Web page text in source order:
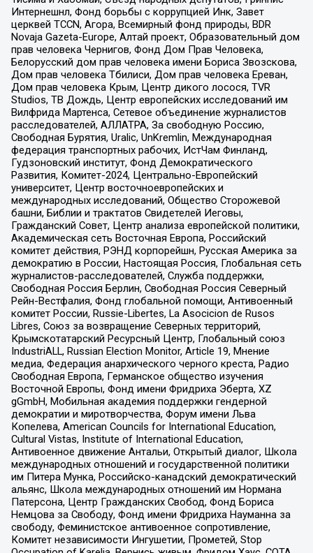
Интернешнл, Фонд борьбы с коррупцией Инк, Завет
церквей TCCN, Агора, Всемирный фонд природы, BDR
Novaja Gazeta-Europe, Алтай проект, Образовательный дом
прав человека Чернигов, Фонд Дом Прав Человека,
Белорусский дом прав человека имени Бориса Звозскова,
Дом прав человека Тбилиси, Дом прав человека Ереван,
Дом прав человека Крым, Центр дикого лосося, TVR
Studios, ТВ Дождь, Центр европейских исследований им
Вилфрида Мартенса, Сетевое объединение журналистов
расследователей, АЛЛАТРА, За свободную Россию,
Свободная Бурятия, Uralic, UnKremlin, Международная
федерация транспортных рабочих, ИстЧам Финланд,
Гудзоновский институт, Фонд Демократического
Развития, Комитет-2024, Центрально-Европейский
университет, Центр восточноевропейских и
международных исследований, Общество Сторожевой
башни, Библии и трактатов Свидетелей Иеговы,
Гражданский Совет, Центр анализа европейской политики,
Академическая сеть Восточная Европа, Российский
комитет действия, РЭНД корпорейшн, Русская Америка за
демократию в России, Настоящая Россия, Глобальная сеть
журналистов-расследователей, Служба поддержки,
Свободная Россия Берлин, Свободная Россия Северный
Рейн-Вестфалия, Фонд глобальной помощи, Антивоенный
комитет России, Russie-Libertes, La Asocicion de Rusos
Libres, Союз за возвращение Северных территорий,
Крымскотатарский Ресурсный Центр, Глобальный союз
IndustriALL, Russian Election Monitor, Article 19, Мнение
медиа, Федерация анархического черного креста, Радио
Свободная Европа, Германское общество изучения
Восточной Европы, Фонд имени Фридриха Эберта, XZ
gGmbH, Мобильная академия поддержки гендерной
демократии и миротворчества, Форум имени Льва
Копелева, American Councils for International Education,
Cultural Vistas, Institute of International Education,
Антивоенное движение Антальи, Открытый диалог, Школа
международных отношений и государственной политики
им Питера Мунка, Российско-канадский демократический
альянс, Школа международных отношений им Нормана
Патерсона, Центр Гражданских Свобод, Фонд Бориса
Немцова за Свободу, Фонд имени Фридриха Науманна за
свободу, Феминистское антивоенное сопротивление,
Комитет независимости Ингушетии, Прометей, Stop